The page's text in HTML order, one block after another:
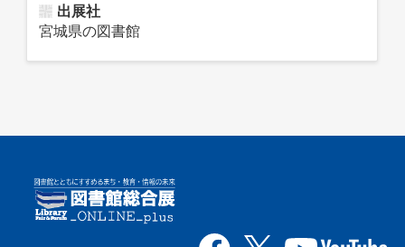
出展社
宮城県の図書館